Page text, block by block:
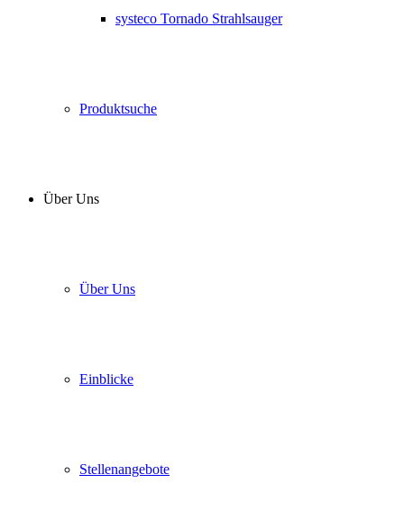
systeco Tornado Strahlsauger
Produktsuche
Über Uns
Über Uns
Einblicke
Stellenangebote